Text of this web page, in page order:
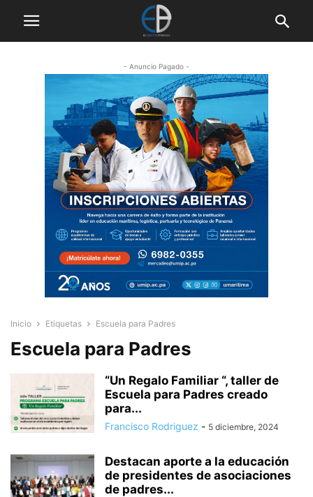
- Anuncio Pagado -
Inicio Etiquetas Escuela para Padres
Escuela para Padres
“Un Regalo Familiar “, taller de
Escuela para Padres creado
para...
Francisco Rodriguez - 5 diciembre, 2024
Destacan aporte a la educación
de presidentes de asociaciones
de padres...